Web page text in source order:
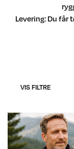
Levering: Du
VIS FILTRE